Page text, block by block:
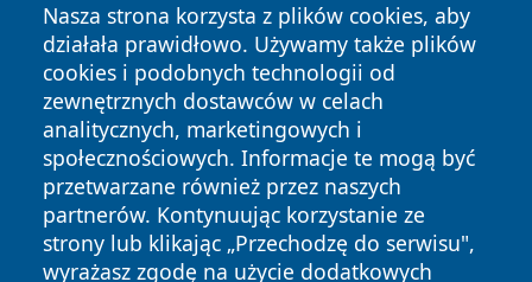
Nasza strona korzysta z plików cookies, aby
działała prawidłowo. Używamy także plików
cookies i podobnych technologii od
zewnętrznych dostawców w celach
analitycznych, marketingowych i
społecznościowych. Informacje te mogą być
przetwarzane również przez naszych
partnerów. Kontynuując korzystanie ze
strony lub klikając „Przechodzę do serwisu",
wyrażasz zgodę na użycie dodatkowych
Copyright © 2026 jeleniagoraonline.pl Wszystkie prawa
zastrzeżone.
News Autorzy
Polityka
Polityka